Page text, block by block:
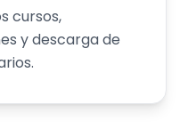
cursos,
y descarga de